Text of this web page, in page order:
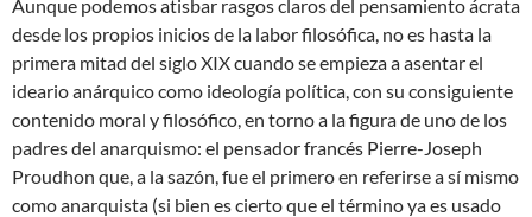
Aunque podemos atisbar rasgos claros del pensamiento ácrata
desde los propios inicios de la labor filosófica, no es hasta la
primera mitad del siglo XIX cuando se empieza a asentar el
ideario anárquico como ideología política, con su consiguiente
contenido moral y filosófico, en torno a la figura de uno de los
padres del anarquismo: el pensador francés Pierre-Joseph
Proudhon que, a la sazón, fue el primero en referirse a sí mismo
como anarquista (si bien es cierto que el término ya es usado